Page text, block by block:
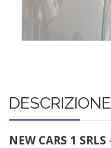
DESCRIZIONE
NEW CARS 1